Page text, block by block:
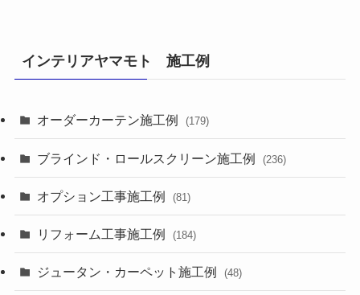
インテリアヤマモト 施工例
オーダーカーテン施工例 (179)
ブラインド・ロールスクリーン施工例 (236)
オプション工事施工例 (81)
リフォーム工事施工例 (184)
ジュータン・カーペット施工例 (48)